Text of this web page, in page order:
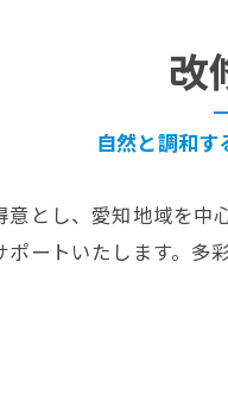
改
自然と調和
とし、愛知地域を
ートいたします。